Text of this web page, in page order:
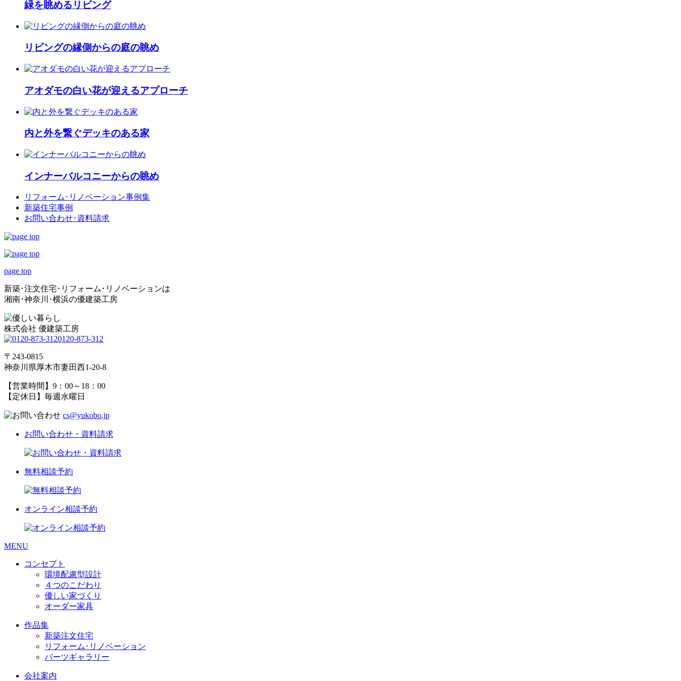
緑を眺めるリビング
リビングの縁側からの庭の眺め
アオダモの白い花が迎えるアプローチ
内と外を繋ぐデッキのある家
インナーバルコニーからの眺め
リフォーム･ リノベーション事例集
新築住宅事例
お問い合わせ･ 資料請求
page top
新築･注文住宅･リフォーム･リノベーションは
湘南･神奈川･横浜の優建築工房
株式会社 優建築工房
0120-873-312
〒243-0815
神奈川県厚木市妻田西1-20-8
【営業時間】9：00～18：00
【定休日】毎週水曜日
cs@yukobo.jp
お問い合わせ・資料請求
無料相談予約
オンライン相談予約
MENU
コンセプト
環境配慮型設計
４つのこだわり
優しい家づくり
オーダー家具
作品集
新築注文住宅
リフォーム･リノベーション
パーツギャラリー
会社案内